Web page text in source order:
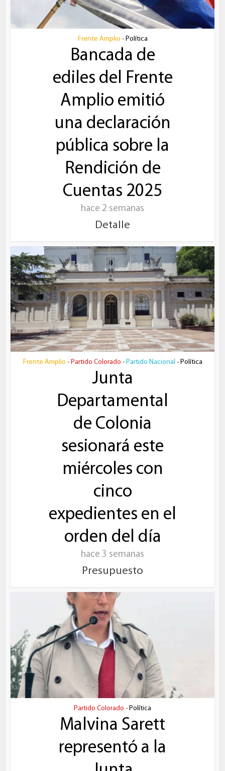
Frente Amplio • Política
Bancada de
ediles del Frente
Amplio emitió
una declaración
pública sobre la
Rendición de
Cuentas 2025
hace 2 semanas
Detalle
Frente Amplio • Partido Colorado • Partido Nacional • Política
Junta
Departamental
de Colonia
sesionará este
miércoles con
cinco
expedientes en el
orden del día
hace 3 semanas
Presupuesto
Partido Colorado • Política
Malvina Sarett
representó a la